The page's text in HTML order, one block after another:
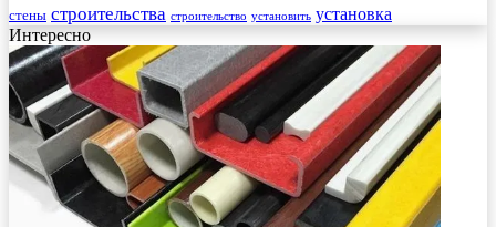
стены строительства строительство установить установка
Интересно